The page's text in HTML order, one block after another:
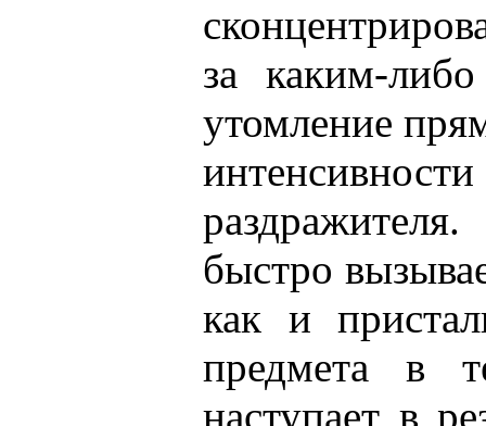
за каким-
утомление
быстро
как и
предмета в
наступает в